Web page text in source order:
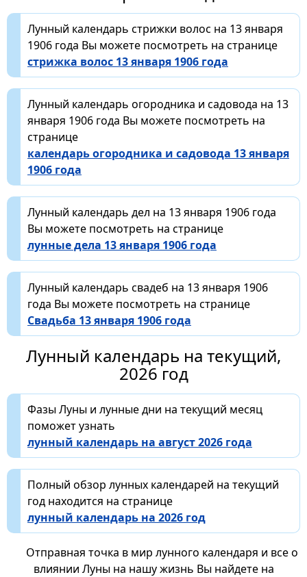
Лунный календарь стрижки волос на 13 января
1906 года Вы можете посмотреть на странице
стрижка волос 13 января 1906 года
Лунный календарь огородника и садовода на 13
января 1906 года Вы можете посмотреть на
странице
календарь огородника и садовода 13 января
1906 года
Лунный календарь дел на 13 января 1906 года
Вы можете посмотреть на странице
лунные дела 13 января 1906 года
Лунный календарь свадеб на 13 января 1906
года Вы можете посмотреть на странице
Свадьба 13 января 1906 года
Лунный календарь на текущий,
2026 год
Фазы Луны и лунные дни на текущий месяц
поможет узнать
лунный календарь на август 2026 года
Полный обзор лунных календарей на текущий
год находится на странице
лунный календарь на 2026 год
Отправная точка в мир лунного календаря и все о
влиянии Луны на нашу жизнь Вы найдете на